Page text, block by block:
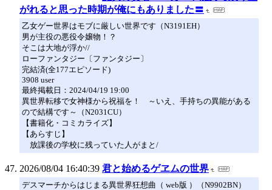
がれると思った時期が俺にもありました〓
乙女ゲー世界はモブに厳しい世界です（N3191EH）
男が主役の悪役令嬢物！？
そこは大地が浮か//
ローファンタジー〔ファンタジー〕
完結済(全177エピソード)
3908 user
最終掲載日：2024/04/19 19:00
異世界転移で女神様から祝福を！ ～いえ、手持ちの異能がある
ので結構です～（N2031CU）
【書籍化・コミカライズ】
【あらすじ】
放課後の学校に残っていた人がまと/
2026/08/04 16:40:39 君と始めるゲヱムの世界
デスマーチからはじまる異世界狂想曲（ web版 ）（N9902BN）